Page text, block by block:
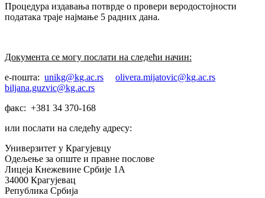
Процедура издавања потврде о провери веродостојности
података траје најмање 5 радних дана.
Документа се могу послати на следећи начин:
е-пошта: unikg@kg.ac.rs
olivera.mijatovic@kg.ac.rs
biljana.guzvic@kg.ac.rs
факс: +381 34 370-168
или послати на следећу адресу:
Универзитет у Крагујевцу
Одељење за опште и правне послове
Лицеја Кнежевине Србије 1А
34000 Крагујевац
Република Србија